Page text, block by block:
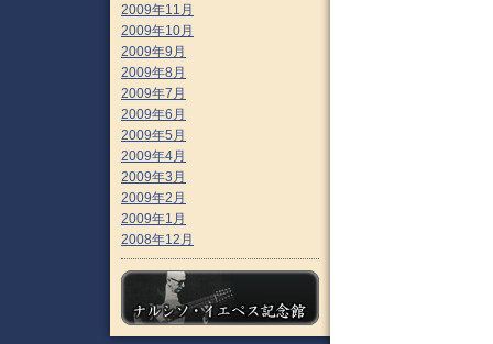
2009年11月
2009年10月
2009年9月
2009年8月
2009年7月
2009年6月
2009年5月
2009年4月
2009年3月
2009年2月
2009年1月
2008年12月